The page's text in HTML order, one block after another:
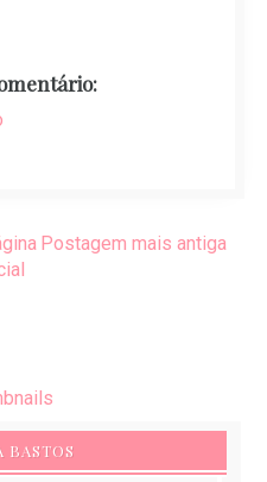
Postagem mais antiga
BASTOS